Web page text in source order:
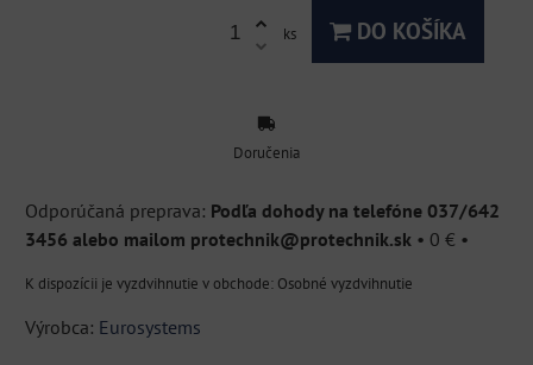
ks DO KOŠÍKA
Doručenia
Podľa dohody na telefóne 037/642
3456 alebo mailom protechnik@protechnik.sk • 0 € •
Osobné vyzdvihnutie
Výrobca: Eurosystems